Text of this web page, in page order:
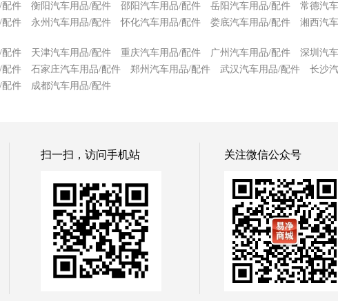
配件 衡阳汽车用品/配件 邵阳汽车用品/配件 岳阳汽车用品/配件 常德汽
配件 永州汽车用品/配件 怀化汽车用品/配件 娄底汽车用品/配件 湘西汽
配件 天津汽车用品/配件 重庆汽车用品/配件 广州汽车用品/配件 深圳汽
配件 石家庄汽车用品/配件 郑州汽车用品/配件 武汉汽车用品/配件 长沙
配件 成都汽车用品/配件
扫一扫，访问手机站 关注微信公众号